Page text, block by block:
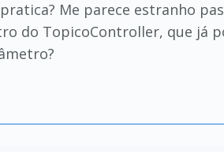
Me parece estranho
do TopicoController, que já